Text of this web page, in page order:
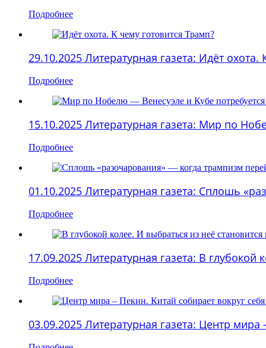
Подробнее
29.10.2025 Литературная газета: Идёт охота.
Подробнее
15.10.2025 Литературная газета: Мир по
Подробнее
01.10.2025 Литературная газета: Сплошь
Подробнее
17.09.2025 Литературная газета: В
Подробнее
03.09.2025 Литературная газета: Центр